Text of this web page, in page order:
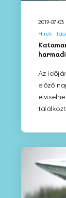
2019-07-03
Hírek
Az
előző